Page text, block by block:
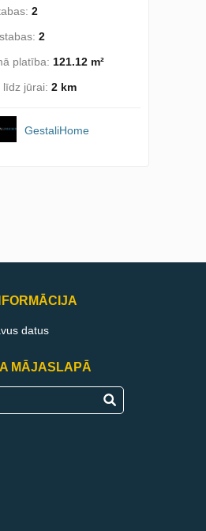
2
2
platība: 121.12 m²
līdz jūrai: 2 km
GestaliHome
datus
MĀJASLAPĀ